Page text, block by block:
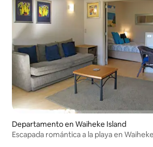
Departamento en Waiheke Island
Escapada romántica a la playa en Waiheke